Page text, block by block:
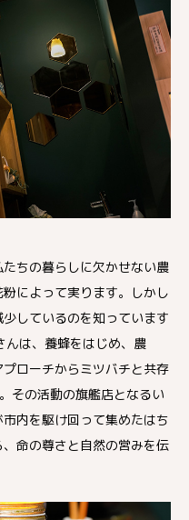
ちの暮らしに欠かせない農
によって実ります。しかし
しているのを知っています
んは、養蜂をはじめ、農
ローチからミツバチと共存
その活動の旗艦店となるい
内を駆け回って集めたはち
命の尊さと自然の営みを伝